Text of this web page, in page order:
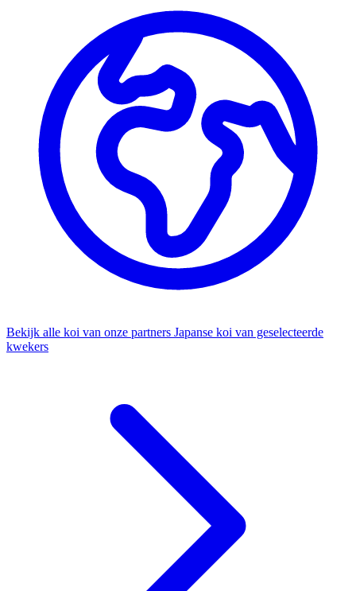
Bekijk alle koi van onze partners Japanse koi van geselecteerde
kwekers